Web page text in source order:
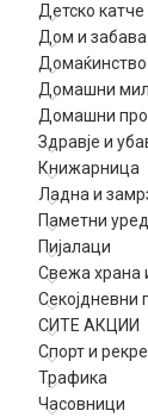
Детско катче
Дом и забава
Домаќинство
Домашни
Домашни
Здравје и
Книжарница
Ладна и
Паметни
Пијалаци
Свежа храна
Секојдневни
СИТЕ АКЦИИ
Спорт и
Трафика
Часовници